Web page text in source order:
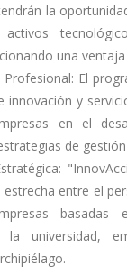
la
una
El
innovación y
en el
de
entre el
basadas
la universidad,